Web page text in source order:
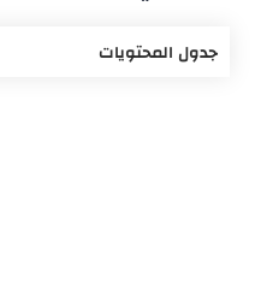
جدول المحتويات